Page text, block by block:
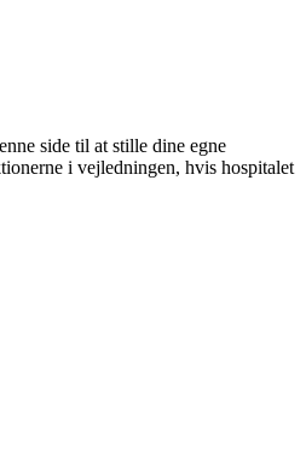
side til at stille dine egne
i vejledningen, hvis hospitalet